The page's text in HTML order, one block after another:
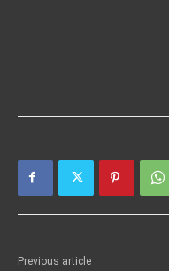
Previous article